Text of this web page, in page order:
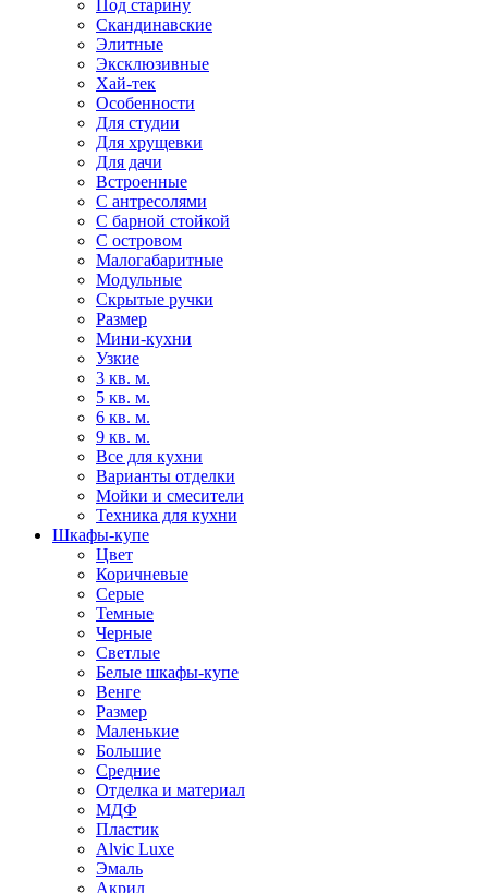
Под старину
Скандинавские
Элитные
Эксклюзивные
Хай-тек
Особенности
Для студии
Для хрущевки
Для дачи
Встроенные
С антресолями
С барной стойкой
С островом
Малогабаритные
Модульные
Скрытые ручки
Размер
Мини-кухни
Узкие
3 кв. м.
5 кв. м.
6 кв. м.
9 кв. м.
Все для кухни
Варианты отделки
Мойки и смесители
Техника для кухни
Шкафы-купе
Цвет
Коричневые
Серые
Темные
Черные
Светлые
Белые шкафы-купе
Венге
Размер
Маленькие
Большие
Средние
Отделка и материал
МДФ
Пластик
Alvic Luxe
Эмаль
Акрил